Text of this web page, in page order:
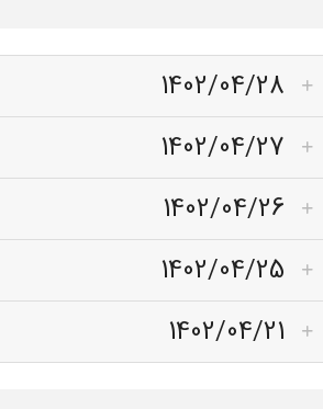
1402/04/28
1402/04/27
1402/04/26
1402/04/25
1402/04/21